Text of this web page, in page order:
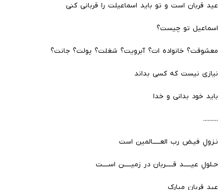
عید قربان است و تو باید اسماعیلت را قربانی کنی
اسماعیل تو چیست؟
معشوقت؟ خانواده ات؟ آبرویت؟ شغلت؟ پولت؟ جانت؟
نیازی نیست که کسی بداند
باید خود بدانی و خدا
..........
نـزولِ فیـض رب العـــــالمین است
حـلولِ عیـــــد قـــــربان در زمیـــــن اســــت
عید قربان مبارک